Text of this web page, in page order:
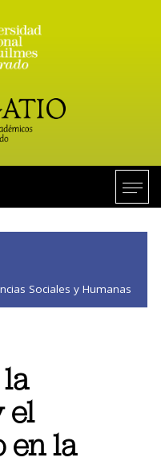
Sociales y Humanas
el
en la